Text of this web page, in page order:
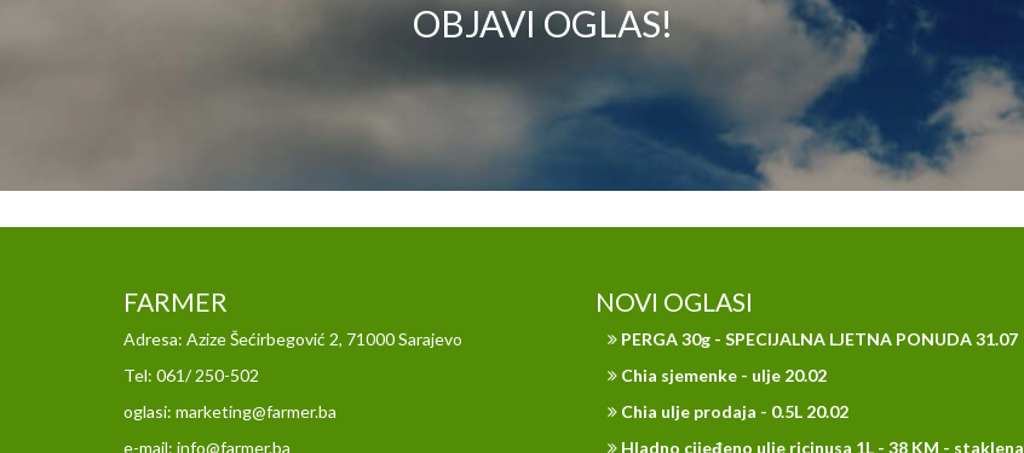
OBJAVI OGLAS!
FARMER
Adresa: Azize Šećirbegović 2, 71000 Sarajevo
Tel: 061/ 250-502
oglasi: marketing@farmer.ba
e-mail: info@farmer.ba
NOVI OGLASI
PERGA 30g - SPECIJALNA LJETNA PONUDA 31.07
Chia sjemenke - ulje 20.02
Chia ulje prodaja - 0.5L 20.02
Hladno cijeđeno ulje ricinusa 1L - 38 KM - staklena